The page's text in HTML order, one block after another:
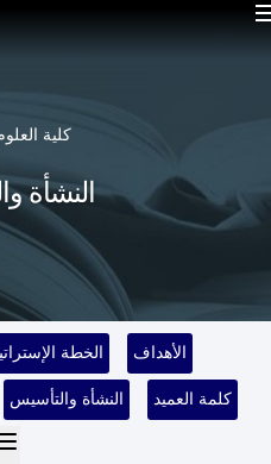
كلية
النشأة
الخطة الأهداف
النشأة والتأسيس كلمة العميد